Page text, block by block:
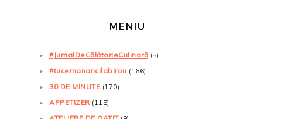
MENIU
#JurnalDeCălătorieCulinară (5)
#tucemanancilabirou (166)
30 DE MINUTE (170)
APPETIZER (115)